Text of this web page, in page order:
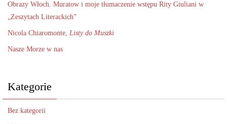
Obrazy Włoch. Muratow i moje tłumaczenie wstępu Rity Giuliani w
„Zeszytach Literackich”
Nicola Chiaromonte, Listy do Muszki
Nasze Morze w nas
Kategorie
Bez kategorii